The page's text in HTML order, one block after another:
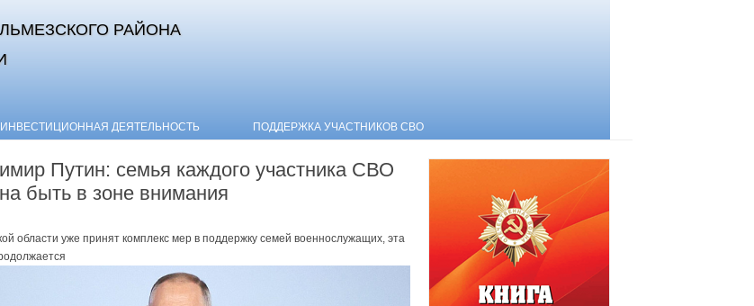
РАЙОНА
Skip to content
ИНВЕСТИЦИОННАЯ ДЕЯТЕЛЬНОСТЬ ПОДДЕРЖКА УЧАСТНИКОВ СВО
Путин: семья каждого участника СВО
быть в зоне внимания
области уже принят комплекс мер в поддержку семей военнослужащих, эта